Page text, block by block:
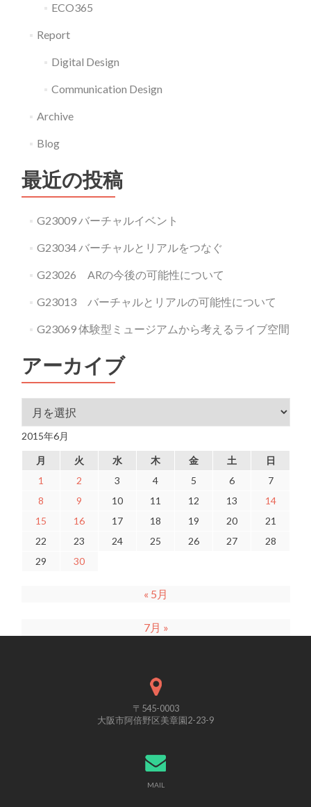
ECO365
Report
Digital Design
Communication Design
Archive
Blog
最近の投稿
G23009 バーチャルイベント
G23034 バーチャルとリアルをつなぐ
G23026 ARの今後の可能性について
G23013 バーチャルとリアルの可能性について
G23069 体験型ミュージアムから考えるライブ空間
アーカイブ
アーカイブ
2015年6月
月 火 水 木 金 土
日
1
2 3 4 5 6
7
8
9 10 11 12 13
14
15
16 17 18 19 20
21
22
23 24 25 26 27
28
29
30
« 5月
7月 »
〒545-0003
大阪市阿倍野区美章園2-23-9
MAIL